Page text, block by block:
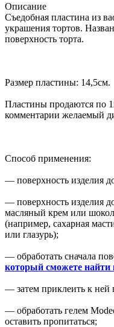
Описание
Съедобная пластина из
украшения тортов.
поверхность торта.
Размер пластины: 14,5см.
Пластины продаются по
комментарии желаемый
Способ применения:
— поверхность изделия
— поверхность изделия
масляный крем или
(например, сахарная
или глазурь);
— обработать сначала
который сможете найти
— затем приклеить к ней
— обработать гелем
оставить пропитаться;